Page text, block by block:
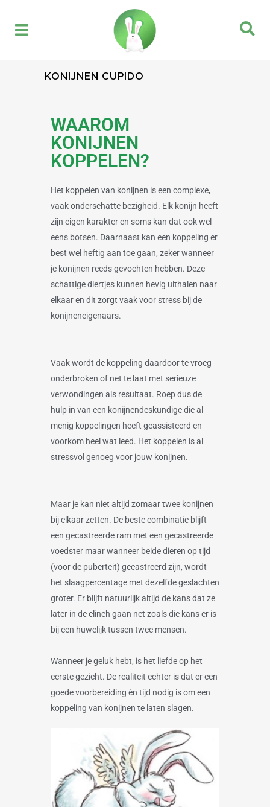
KONIJNEN CUPIDO
WAAROM
KONIJNEN
KOPPELEN?
Het koppelen van konijnen is een complexe,
vaak onderschatte bezigheid. Elk konijn heeft
zijn eigen karakter en soms kan dat ook wel
eens botsen. Daarnaast kan een koppeling er
best wel heftig aan toe gaan, zeker wanneer
je konijnen reeds gevochten hebben. Deze
schattige diertjes kunnen hevig uithalen naar
elkaar en dit zorgt vaak voor stress bij de
konijneneigenaars.
Vaak wordt de koppeling daardoor te vroeg
onderbroken of net te laat met serieuze
verwondingen als resultaat. Roep dus de
hulp in van een konijnendeskundige die al
menig koppelingen heeft geassisteerd en
voorkom heel wat leed. Het koppelen is al
stressvol genoeg voor jouw konijnen.
Maar je kan niet altijd zomaar twee konijnen
bij elkaar zetten. De beste combinatie blijft
een gecastreerde ram met een gecastreerde
voedster maar wanneer beide dieren op tijd
(voor de puberteit) gecastreerd zijn, wordt
het slaagpercentage met dezelfde geslachten
groter. Er blijft natuurlijk altijd de kans dat ze
later in de clinch gaan net zoals die kans er is
bij een huwelijk tussen twee mensen.
Wanneer je geluk hebt, is het liefde op het
eerste gezicht. De realiteit echter is dat er een
goede voorbereiding én tijd nodig is om een
koppeling van konijnen te laten slagen.